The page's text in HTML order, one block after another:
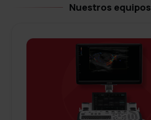
Nuestros equipos